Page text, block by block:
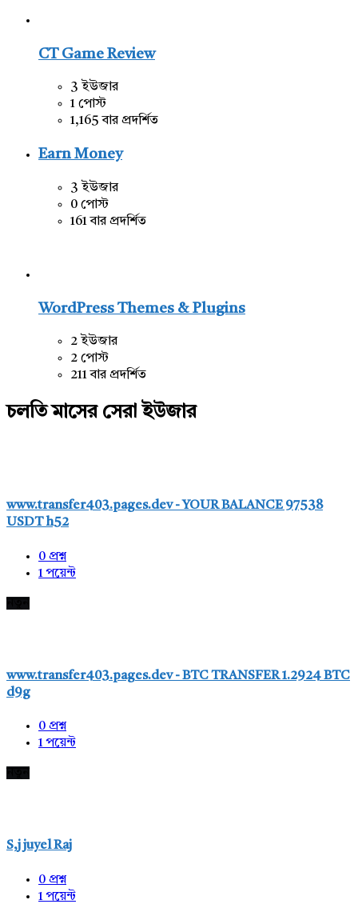
CT Game Review
3 ইউজার
1 পোস্ট
1,165 বার প্রদর্শিত
Earn Money
3 ইউজার
0 পোস্ট
161 বার প্রদর্শিত
WordPress Themes & Plugins
2 ইউজার
2 পোস্ট
211 বার প্রদর্শিত
চলতি মাসের সেরা ইউজার
www.transfer403.pages.dev - YOUR BALANCE 97538
USDT h52
0 প্রশ্ন
1পয়েন্ট
www.transfer403.pages.dev - BTC TRANSFER 1.2924 BTC
d9g
0 প্রশ্ন
1পয়েন্ট
S,j juyel Raj
0 প্রশ্ন
1পয়েন্ট